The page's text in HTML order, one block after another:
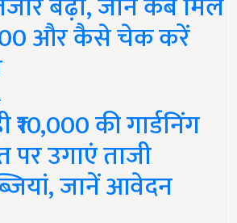
और कैसे चेक करें
की गार्डनिंग
उगाएं ताजी
जानें आवेदन